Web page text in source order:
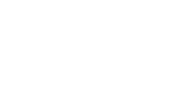
są
samych
audio i wideo,
niekomercyjne -
inaczej.